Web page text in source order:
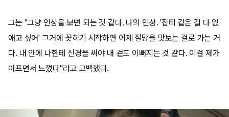
그는 "그냥 인상을 보면 되는 것 같다. 나의 인상. '잡티 같은 걸 다 없
애고 싶어' 그거에 꽂히기 시작하면 이제 절망을 맛보는 걸로 가는 거
다. 내 안에 나한테 신경을 써야 내 겉도 이뻐지는 것 같다. 이걸 제가
아프면서 느꼈다"라고 고백했다.